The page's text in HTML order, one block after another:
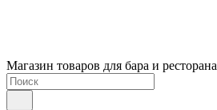
Магазин товаров для бара и ресторана